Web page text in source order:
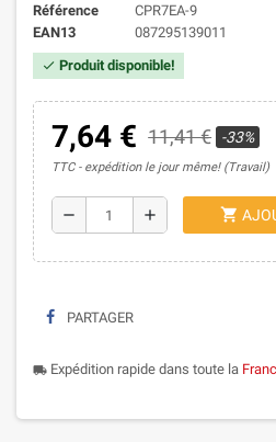
Référence
CPR7EA-9
EAN13
087295139011
check Produit disponible!
7,64 € 11,41 € -33%
TTC expédition le jour même! (Travail)
remove add shopping_cart
PARTAGER
local_shipping Expédition rapide dans toute la